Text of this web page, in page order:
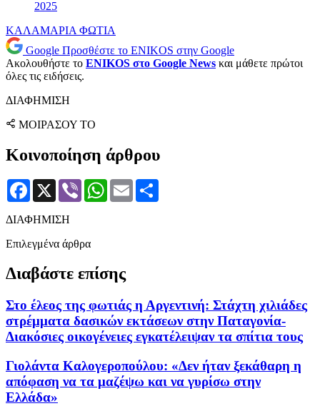
2025
ΚΑΛΑΜΑΡΙΑ ΦΩΤΙΑ
Google Προσθέστε το ENIKOS στην Google
Ακολουθήστε το ENIKOS στο Google News και μάθετε πρώτοι
όλες τις ειδήσεις.
ΔΙΑΦΗΜΙΣΗ
ΜΟΙΡΑΣΟΥ ΤΟ
Κοινοποίηση άρθρου
Facebook
X Viber WhatsApp
Email
ΔΙΑΦΗΜΙΣΗ
Επιλεγμένα άρθρα
Διαβάστε επίσης
Στο έλεος της φωτιάς η Αργεντινή: Στάχτη χιλιάδες
στρέμματα δασικών εκτάσεων στην Παταγονία-
Διακόσιες οικογένειες εγκατέλειψαν τα σπίτια τους
Γιολάντα Καλογεροπούλου: «Δεν ήταν ξεκάθαρη η
απόφαση να τα μαζέψω και να γυρίσω στην
Ελλάδα»